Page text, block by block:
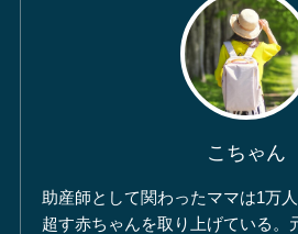
こちゃん
助産師として関わったママは1万
超す赤ちゃんを取り上げている。